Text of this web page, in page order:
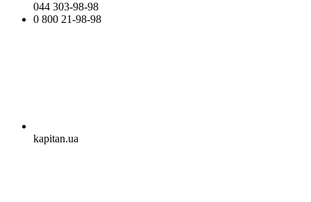
044 303-98-98
0 800 21-98-98
kapitan.ua